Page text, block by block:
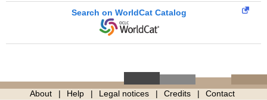
Search on WorldCat Catalog
About Help Legal notices Credits Contact